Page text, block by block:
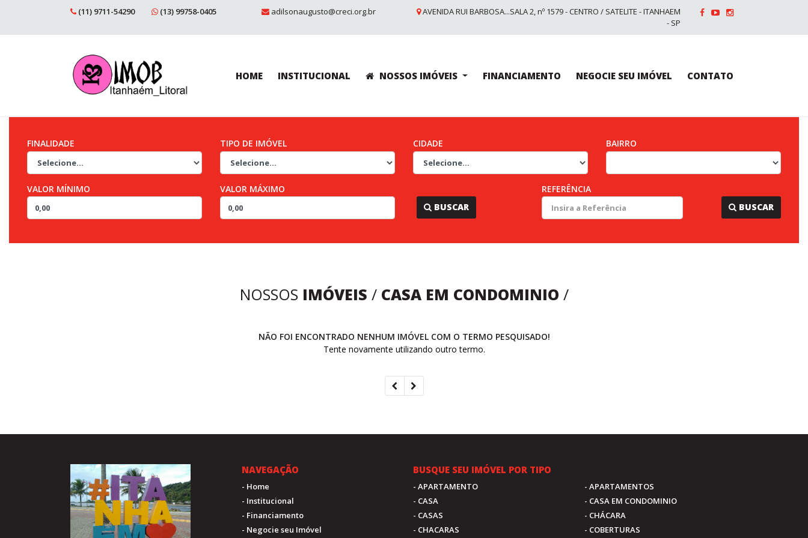
(11) 9711-54290 (13) 99758-0405 adilsonaugusto@creci.org.br
AVENIDA RUI BARBOSA...SALA 2, nº 1579 - CENTRO / SATELITE - ITANHAEM
- SP
HOME INSTITUCIONAL NOSSOS IMÓVEIS FINANCIAMENTO NEGOCIE SEU IMÓVEL CONTATO
FINALIDADE TIPO DE IMÓVEL CIDADE BAIRRO
VALOR MÍNIMO
VALOR MÁXIMO
BUSCAR
REFERÊNCIA
BUSCAR
NOSSOS IMÓVEIS / CASA EM CONDOMINIO /
NÃO FOI ENCONTRADO NENHUM IMÓVEL COM O TERMO PESQUISADO!
Tente novamente utilizando outro termo.
NAVEGAÇÃO
- Home
- Institucional
- Financiamento
- Negocie seu Imóvel
BUSQUE SEU IMÓVEL POR TIPO
- APARTAMENTO
- APARTAMENTOS
- CASA
- CASA EM CONDOMINIO
- CASAS
- CHÁCARA
- CHACARAS
- COBERTURAS